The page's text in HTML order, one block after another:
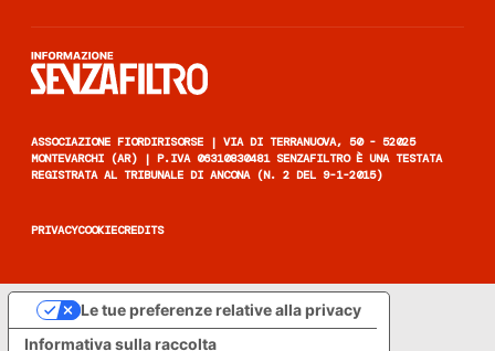
ASSOCIAZIONE FIORDIRISORSE | VIA DI TERRANUOVA, 50 - 52025
MONTEVARCHI (AR) | P.IVA 06310830481 SENZAFILTRO È UNA TESTATA
REGISTRATA AL TRIBUNALE DI ANCONA (N. 2 DEL 9-1-2015)
PRIVACYCOOKIECREDITS
Informativa sulla raccolta
Le tue preferenze relative alla privacy